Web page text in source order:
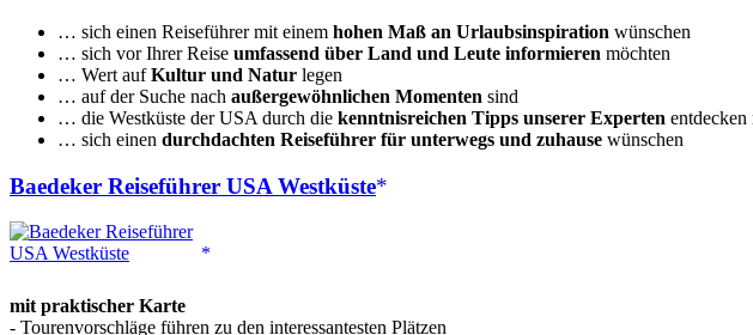
… sich einen Reiseführer mit einem hohen Maß an Urlaubsinspiration wünschen
… sich vor Ihrer Reise umfassend über Land und Leute informieren möchten
… Wert aufKultur und Natur legen
… auf der Suche nach außergewöhnlichen Momenten sind
… die Westküste der USA durch die kenntnisreichen Tipps unserer Experten entdecken
… sich einen durchdachten Reiseführer für unterwegs und zuhause wünschen
Baedeker Reiseführer USA Westküste
mit praktischer Karte
- Tourenvorschläge führen zu den interessantesten Plätzen